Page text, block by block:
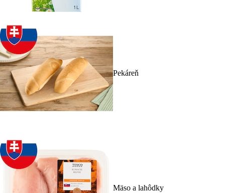
Pekáreň
Mäso a lahôdky